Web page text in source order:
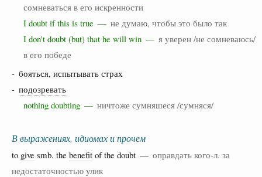
сомневаться в его искренности
I doubt if this is true — не думаю, чтобы это было так
I don't doubt (but) that he will win — я уверен /не сомневаюсь/
в его победе
- бояться, испытывать страх
- подозревать
nothing doubting — ничтоже сумняшеся /сумняся/
В выражениях, идиомах и прочем
to give smb. the benefit of the doubt — оправдать кого-л. за
недостаточностью улик